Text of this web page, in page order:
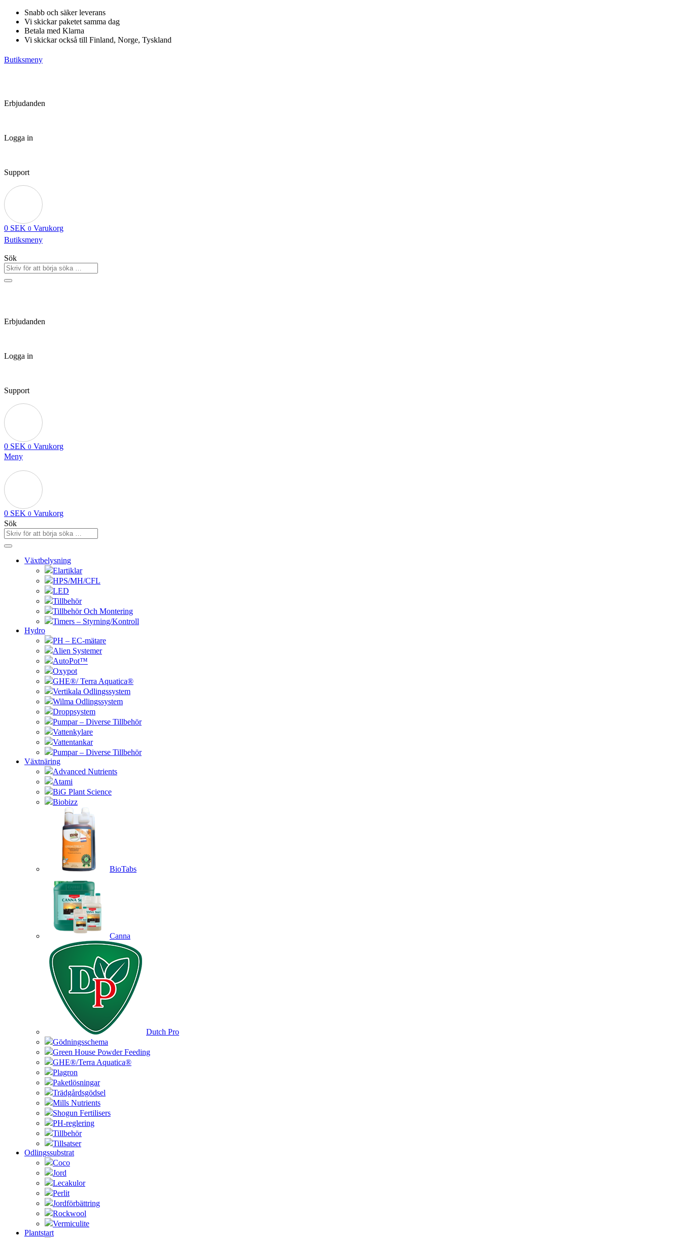
Hoppa
innehåll
Snabb och säker leverans
Vi skickar paketet samma dag
Betala med Klarna
Vi skickar också till Finland, Norge, Tyskland
Butiksmeny
Erbjudanden
Logga in
Support
0 SEK 0 Varukorg
Butiksmeny
Sök
Erbjudanden
Logga in
Support
0 SEK 0 Varukorg
Meny
0 SEK 0 Varukorg
Sök
Växtbelysning
Elartiklar
HPS/MH/CFL
LED
Tillbehör
Tillbehör Och Montering
Timers – Styrning/Kontroll
Hydro
PH – EC-mätare
Alien Systemer
AutoPot™
Oxypot
GHE®/ Terra Aquatica®
Vertikala Odlingssystem
Wilma Odlingssystem
Droppsystem
Pumpar – Diverse Tillbehör
Vattenkylare
Vattentankar
Pumpar – Diverse Tillbehör
Växtnäring
Advanced Nutrients
Atami
BiG Plant Science
Biobizz
BioTabs
Canna
Dutch Pro
Gödningsschema
Green House Powder Feeding
GHE®/Terra Aquatica®
Plagron
Paketlösningar
Trädgårdsgödsel
Mills Nutrients
Shogun Fertilisers
PH-reglering
Tillbehör
Tillsatser
Odlingssubstrat
Coco
Jord
Lecakulor
Perlit
Jordförbättring
Rockwool
Vermiculite
Plantstart